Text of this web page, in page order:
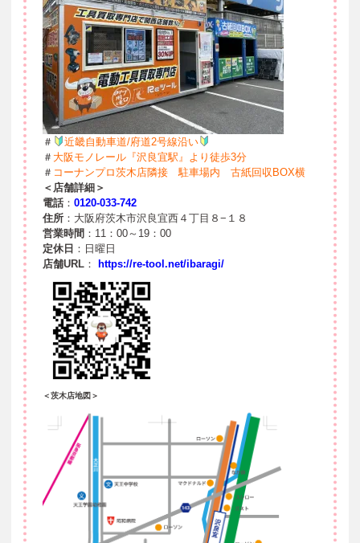
＃
近畿自動車道/府道2号線沿い
＃ 大阪モノレール『沢良宜駅』より徒歩3分
＃ コーナンプロ茨木店隣接 駐車場内 古紙回収BOX横
＜店舗詳細＞
電話： 0120-033-742
住所：大阪府茨木市沢良宜西４丁目８−１８
営業時間 ：11：00～19：00
定休日 ：日曜日
店舗URL： https://re-tool.net/ibaragi/
＜茨木店地図＞